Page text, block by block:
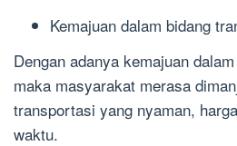
Kemajuan dalam bidang
Dengan adanya kemajuan
maka masyarakat merasa
transportasi yang nyaman,
waktu.